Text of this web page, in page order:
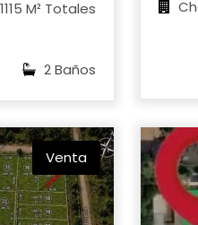
1115 M² Totales
2 Baños
Venta